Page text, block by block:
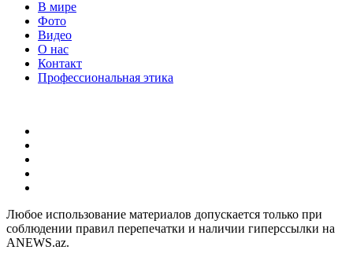
В мире
Фото
Видео
О нас
Контакт
Профессиональная этика
Любое использование материалов допускается только при
соблюдении правил перепечатки и наличии гиперссылки на
ANEWS.az.